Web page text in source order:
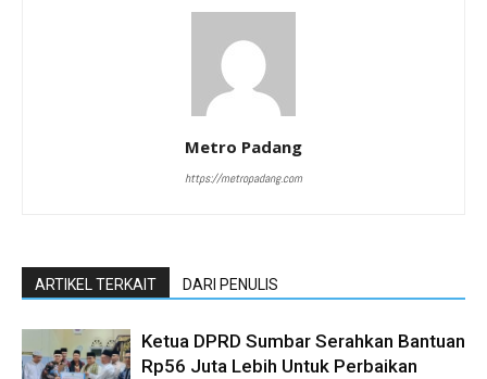
Metro Padang
https://metropadang.com
ARTIKEL TERKAIT DARI PENULIS
Ketua DPRD Sumbar Serahkan Bantuan
Rp56 Juta Lebih Untuk Perbaikan